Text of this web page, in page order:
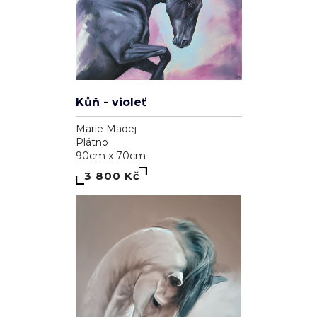
Kůň - violeť
Marie Madej
Plátno
90cm x 70cm
3 800 Kč